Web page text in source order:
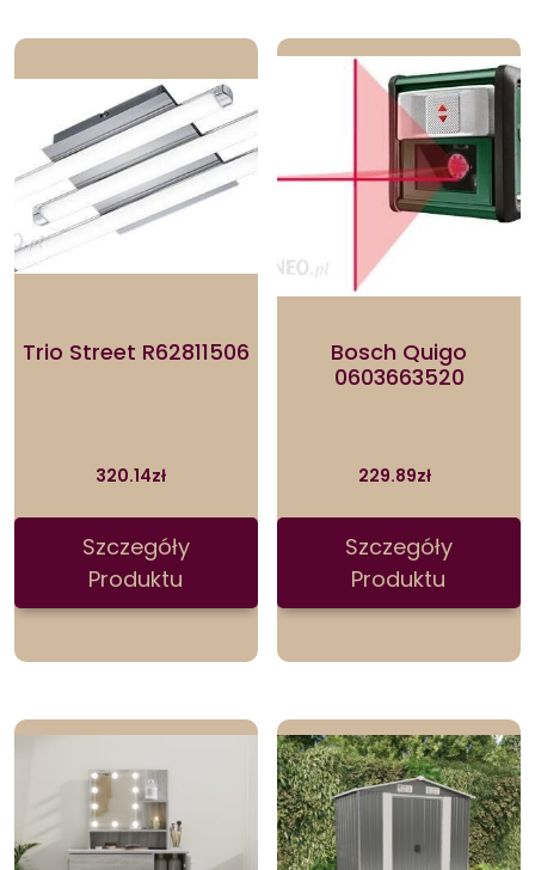
Trio Street R62811506
320.14zł
Szczegóły
Produktu
Bosch Quigo
0603663520
229.89zł
Szczegóły
Produktu